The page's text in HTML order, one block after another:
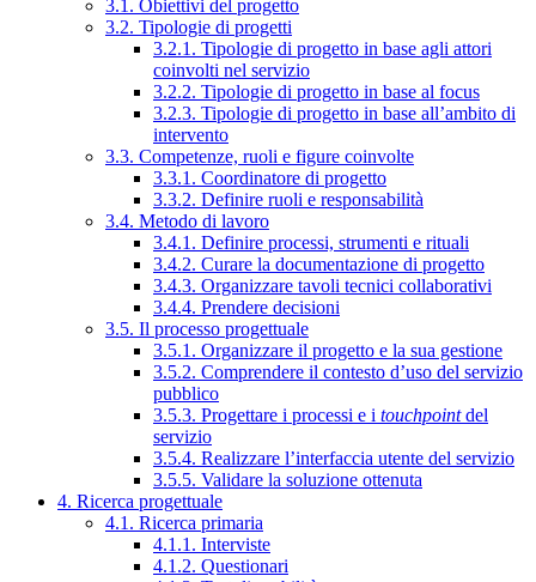
3.1. Obiettivi del progetto
3.2. Tipologie di progetti
3.2.1. Tipologie di progetto in base agli attori
coinvolti nel servizio
3.2.2. Tipologie di progetto in base al focus
3.2.3. Tipologie di progetto in base all’ambito di
intervento
3.3. Competenze, ruoli e figure coinvolte
3.3.1. Coordinatore di progetto
3.3.2. Definire ruoli e responsabilità
3.4. Metodo di lavoro
3.4.1. Definire processi, strumenti e rituali
3.4.2. Curare la documentazione di progetto
3.4.3. Organizzare tavoli tecnici collaborativi
3.4.4. Prendere decisioni
3.5. Il processo progettuale
3.5.1. Organizzare il progetto e la sua gestione
3.5.2. Comprendere il contesto d’uso del servizio
pubblico
3.5.3. Progettare i processi e i touchpointdel
servizio
3.5.4. Realizzare l’interfaccia utente del servizio
3.5.5. Validare la soluzione ottenuta
4. Ricerca progettuale
4.1. Ricerca primaria
4.1.1. Interviste
4.1.2. Questionari